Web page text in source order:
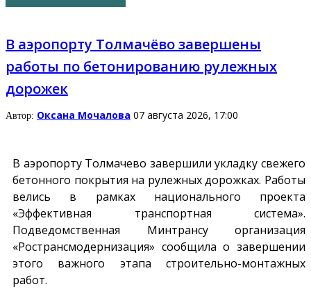
В аэропорту Толмачёво завершены
работы по бетонированию рулежных
дорожек
Автор: Оксана Мочалова 07 августа 2026, 17:00
В аэропорту Толмачево завершили укладку свежего
бетонного покрытия на рулежных дорожках. Работы
велись в рамках национального проекта
«Эффективная транспортная система».
Подведомственная Минтрансу организация
«Ространсмодернизация» сообщила о завершении
этого важного этапа строительно-монтажных
работ.